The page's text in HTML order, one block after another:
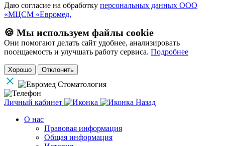
Даю согласие на обработку персональных данных ООО
«МЦСМ «Евромед.
🍪 Мы используем файлы cookie
Они помогают делать сайт удобнее, анализировать
посещаемость и улучшать работу сервиса. Подробнее
Хорошо Отклонить
Личный кабинет
Назад
О нас
Правовая информация
Общая информация